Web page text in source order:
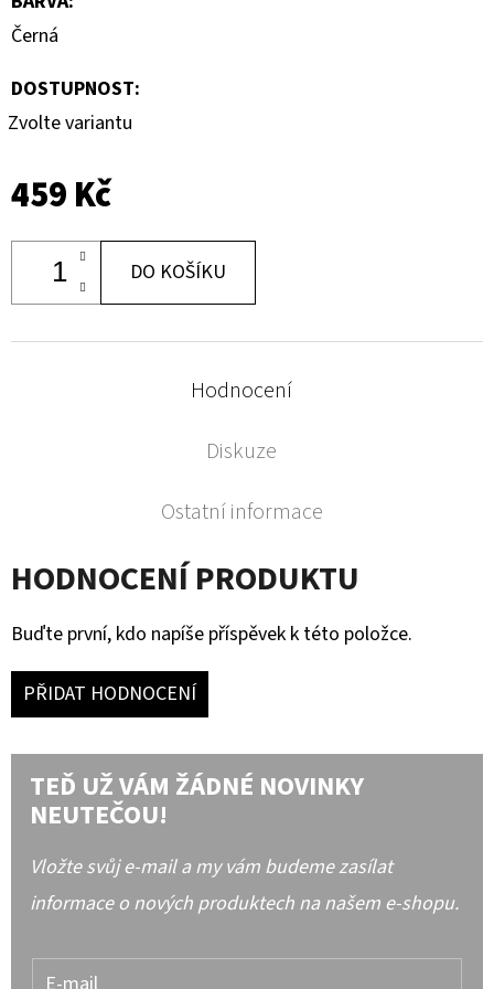
Černá
DOSTUPNOST:
Zvolte variantu
459 Kč
DO KOŠÍKU
Hodnocení
Diskuze
Ostatní informace
HODNOCENÍ PRODUKTU
Buďte první, kdo napíše příspěvek k této položce.
PŘIDAT HODNOCENÍ
TEĎ UŽ VÁM ŽÁDNÉ NOVINKY
NEUTEČOU!
Vložte svůj e-mail a my vám budeme zasílat
informace o nových produktech na našem e-shopu.